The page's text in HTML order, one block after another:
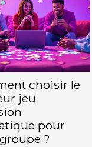
choisir le
jeu
pour
?